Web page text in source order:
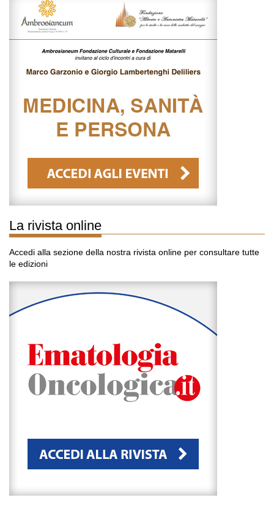
La rivista online
Accedi alla sezione della nostra rivista online per consultare tutte
le edizioni